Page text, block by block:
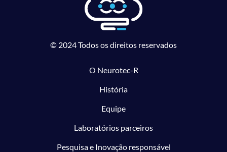
© 2024 Todos os direitos reservados
O Neurotec-R
História
Equipe
Laboratórios parceiros
Pesquisa e Inovação responsável